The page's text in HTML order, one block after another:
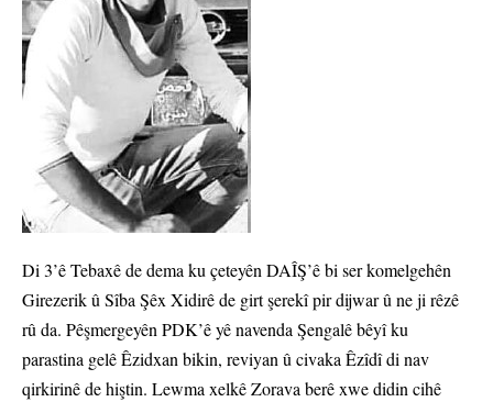
Di 3’ê Tebaxê de dema ku çeteyên DAÎŞ’ê bi ser komelgehên
Girezerik û Sîba Şêx Xidirê de girt şerekî pir dijwar û ne ji rêzê
rû da. Pêşmergeyên PDK’ê yê navenda Şengalê bêyî ku
parastina gelê Êzidxan bikin, reviyan û civaka Êzîdî di nav
qirkirinê de hiştin. Lewma xelkê Zorava berê xwe didin cihê